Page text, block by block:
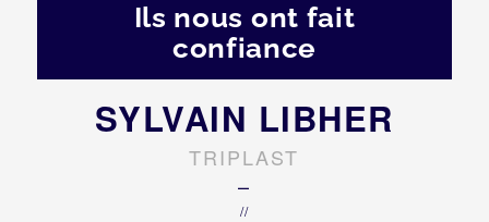
Ils nous ont fait
confiance
SYLVAIN LIBHER
TRIPLAST
–
//